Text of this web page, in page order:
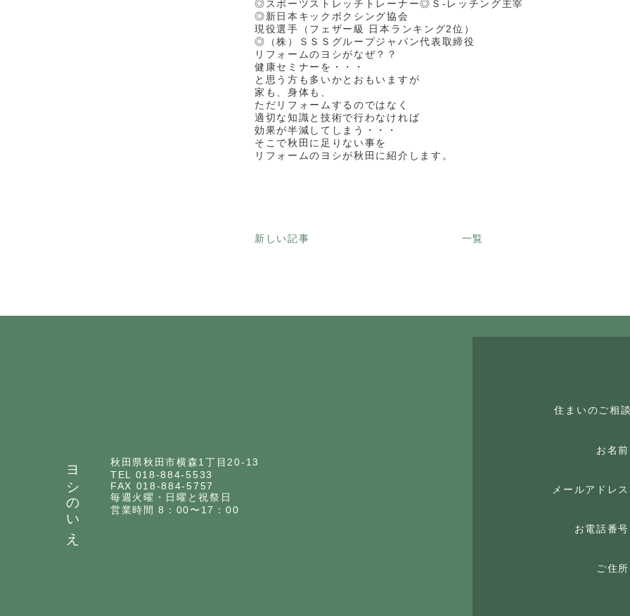
◎スポーツストレッチトレーナー◎Ｓ-レッチング主宰
◎新日本キックボクシング協会
現役選手（フェザー級 日本ランキング2位）
◎（株）ＳＳＳグループジャパン代表取締役
リフォームのヨシがなぜ？？
健康セミナーを・・・
と思う方も多いかとおもいますが
家も、身体も、
ただリフォームするのではなく
適切な知識と技術で行わなければ
効果が半減してしまう・・・
そこで秋田に足りない事を
リフォームのヨシが秋田に紹介します。
新しい記事 一覧
住まいのご相
お名前
メールアドレス
お電話番号
ご住所
ヨシのいえ
秋田県秋田市横森1丁目20-13
TEL 018-884-5533
FAX 018-884-5757
毎週火曜・日曜と祝祭日
営業時間 8：00〜17：00